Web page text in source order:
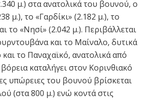
μ.) στα ανατολικά του βουνού, ο
μ.), το «Γαρδίκι» (2.182 μ.), το
το «Νησί» (2.042 μ.). Περιβάλλεται
και το Μαίναλο, δυτικά
το Παναχαϊκό, ανατολικά από
καταλήγει στον Κορινθιακό
υπώρειες του βουνού βρίσκεται
(στα 800 μ.) ενώ κοντά στις